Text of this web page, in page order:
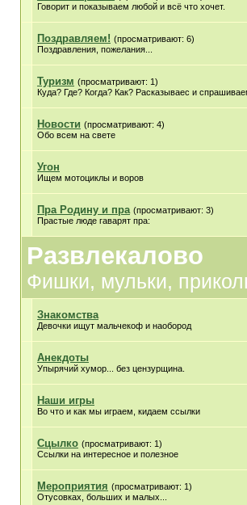
Говорит и показываем любой и всё что хочет.
Поздравляем! (просматривают: 6)
Поздравления, пожелания...
Туризм (просматривают: 1)
Куда? Где? Когда? Как? Расказываес и
Новости (просматривают: 4)
Обо всем на свете
Угон
Ищем мотоциклы и воров
Пра Родину и пра (просматривают: 3)
Прастые люде гаварят пра:
Развлекалово
Фишки, мульки,
Знакомства
Девочки ищут мальчекоф и наобород
Анекдоты
Упырячий хумор... без цензурщина.
Наши игры
Во что и как мы играем, кидаем ссылки
Сцылко (просматривают: 1)
Ссылки на интересное и полезное
Мероприятия (просматривают: 1)
Отусовках, больших и малых...